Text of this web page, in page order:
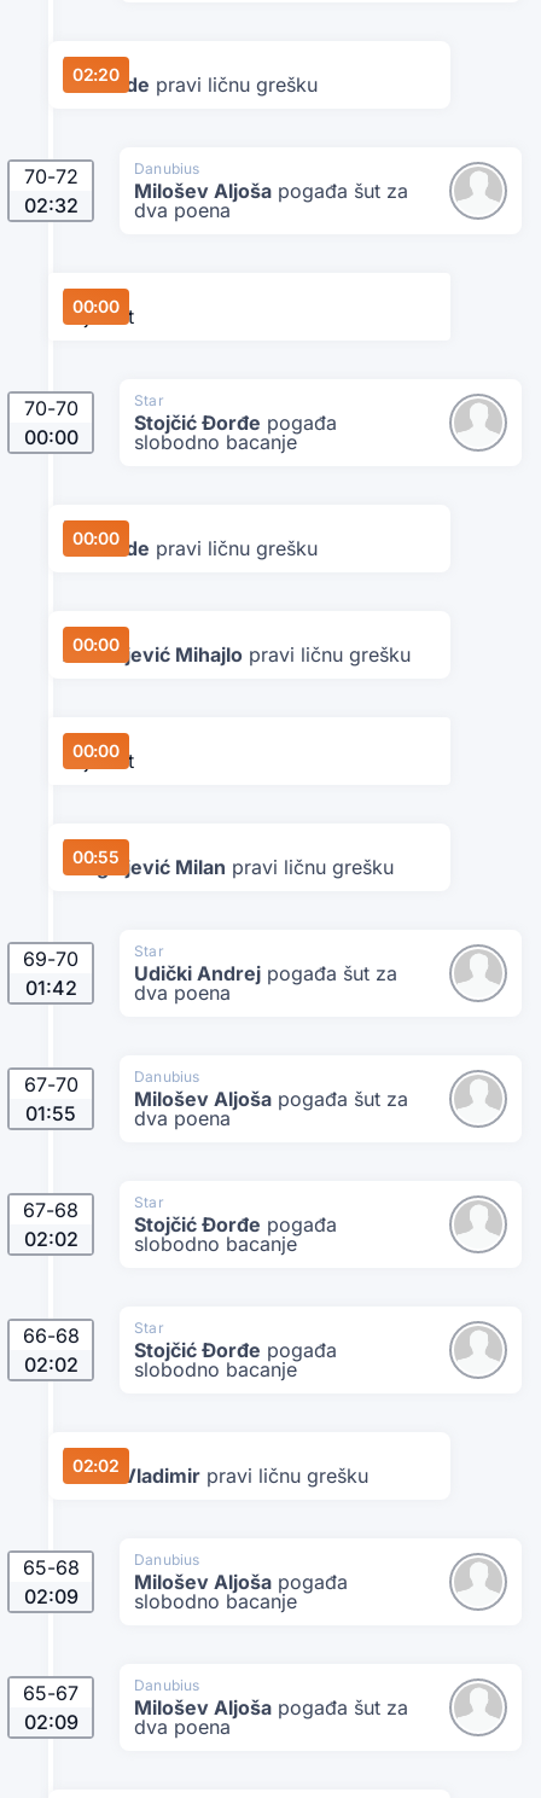
02:20
Danubius
Ivić Rade pravi ličnu grešku
Danubius
Milošev Aljošapogađa šut za
dva poena
70-72
02:32
00:00
Danubius
Tajmaut
Star
Stojčić Đorđe pogađa
slobodno bacanje
70-70
00:00
00:00
Danubius
Ivić Rade pravi ličnu grešku
00:00
Star
Arsenijević Mihajlo pravi ličnu grešku
00:00
Star
Tajmaut
00:55
Danubius
Dragoljević Milan pravi ličnu grešku
Star
Udički Andrejpogađa šut za
dva poena
69-70
01:42
Danubius
Milošev Aljošapogađa šut za
dva poena
67-70
01:55
Star
Stojčić Đorđe pogađa
slobodno bacanje
67-68
02:02
Star
Stojčić Đorđe pogađa
slobodno bacanje
66-68
02:02
02:02
Danubius
Švarc Vladimir pravi ličnu grešku
Danubius
Milošev Aljošapogađa
slobodno bacanje
65-68
02:09
Danubius
Milošev Aljošapogađa šut za
dva poena
65-67
02:09